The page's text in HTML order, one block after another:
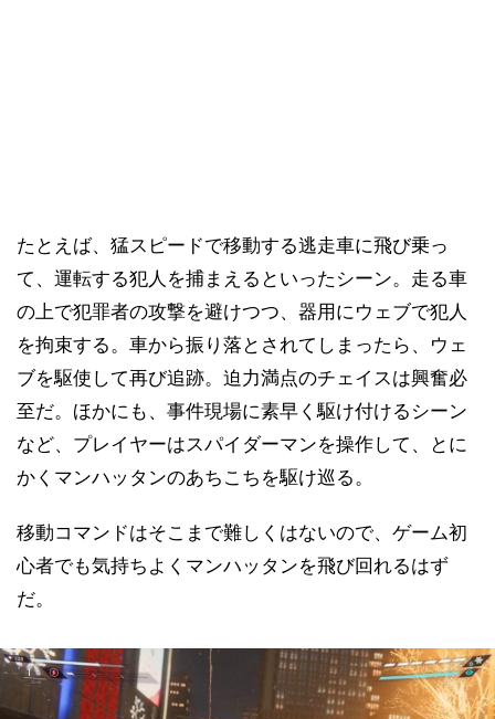
たとえば、猛スピードで移動する逃走車に飛び乗っ
て、運転する犯人を捕まえるといったシーン。走る車
の上で犯罪者の攻撃を避けつつ、器用にウェブで犯人
を拘束する。車から振り落とされてしまったら、ウェ
ブを駆使して再び追跡。迫力満点のチェイスは興奮必
至だ。ほかにも、事件現場に素早く駆け付けるシーン
など、プレイヤーはスパイダーマンを操作して、とに
かくマンハッタンのあちこちを駆け巡る。
移動コマンドはそこまで難しくはないので、ゲーム初
心者でも気持ちよくマンハッタンを飛び回れるはず
だ。